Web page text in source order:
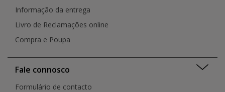
Informação da entrega
Livro de Reclamações online
Compra e Poupa
Fale connosco
Formulário de contacto